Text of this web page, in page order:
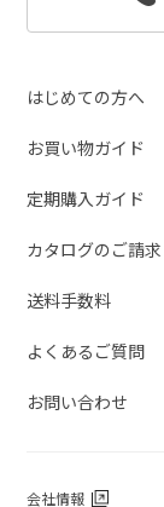
はじめての方へ
お買い物ガイド
定期購入ガイド
カタログのご請求
送料手数料
よくあるご質問
お問い合わせ
会社情報